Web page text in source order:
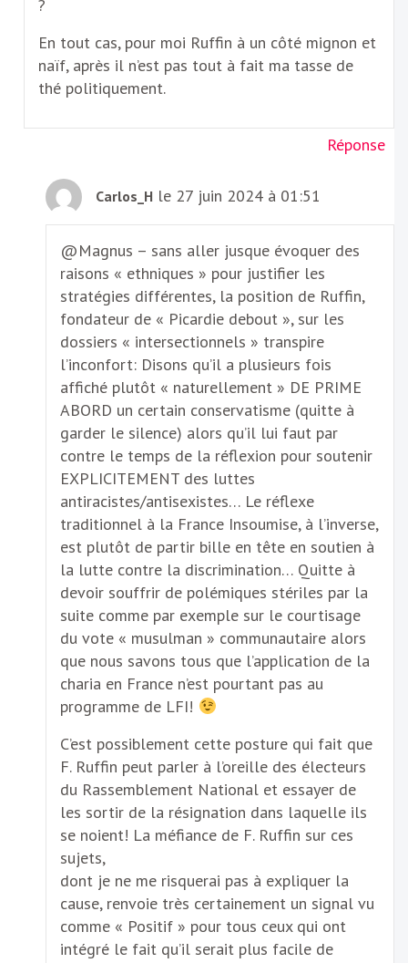
?
En tout cas, pour moi Ruffin à un côté mignon et
naïf, après il n’est pas tout à fait ma tasse de
thé politiquement.
Réponse
Carlos_H le 27 juin 2024 à 01:51
@Magnus – sans aller jusque évoquer des
raisons « ethniques » pour justifier les
stratégies différentes, la position de Ruffin,
fondateur de « Picardie debout », sur les
dossiers « intersectionnels » transpire
l’inconfort: Disons qu’il a plusieurs fois
affiché plutôt « naturellement » DE PRIME
ABORD un certain conservatisme (quitte à
garder le silence) alors qu’il lui faut par
contre le temps de la réflexion pour soutenir
EXPLICITEMENT des luttes
antiracistes/antisexistes… Le réflexe
traditionnel à la France Insoumise, à l’inverse,
est plutôt de partir bille en tête en soutien à
la lutte contre la discrimination… Quitte à
devoir souffrir de polémiques stériles par la
suite comme par exemple sur le courtisage
du vote « musulman » communautaire alors
que nous savons tous que l’application de la
charia en France n’est pourtant pas au
programme de LFI!
C’est possiblement cette posture qui fait que
F. Ruffin peut parler à l’oreille des électeurs
du Rassemblement National et essayer de
les sortir de la résignation dans laquelle ils
se noient! La méfiance de F. Ruffin sur ces
sujets,
dont je ne me risquerai pas à expliquer la
cause, renvoie très certainement un signal vu
comme « Positif » pour tous ceux qui ont
intégré le fait qu’il serait plus facile de